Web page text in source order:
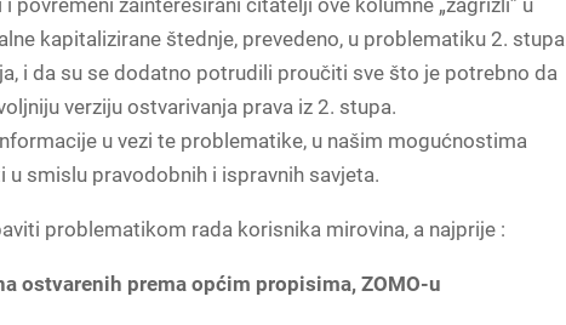
povremeni zainteresirani čitatelji ove kolumne „zagrizli” u
kapitalizirane štednje, prevedeno, u problematiku 2. stupa
i da su se dodatno potrudili proučiti sve što je potrebno da
verziju ostvarivanja prava iz 2. stupa.
u vezi te problematike, u našim mogućnostima
smislu pravodobnih i ispravnih savjeta.
problematikom rada korisnika mirovina, a najprije :
ostvarenih prema općim propisima, ZOMO-u